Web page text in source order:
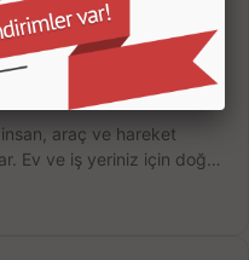
Nasıl Seçilir?
araç ve hareket
Ev ve iş yeriniz için doğru